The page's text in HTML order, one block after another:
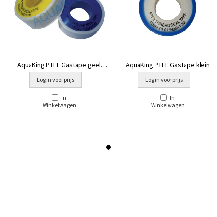
AquaKing PTFE Gastape geel
groot
Log in voor prijs
In
Winkelwagen
AquaKing PTFE Gastape klein
Log in voor prijs
In
Winkelwagen